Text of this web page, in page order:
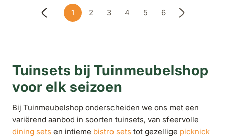
U lees momenteel pagina
1
Pagina
2
Pagina
3
Pagina
4
Pagina
5
Pagina
6
Tuinsets bij Tuinmeubelshop
voor elk seizoen
Bij Tuinmeubelshop onderscheiden we ons met een
variërend aanbod in soorten tuinsets, van sfeervolle
dining sets en intieme bistro sets tot gezellige picknick